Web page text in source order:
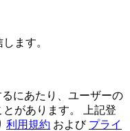
ます。
にあたり、ユーザーの
があります。 上記登
利用規約 および プライ